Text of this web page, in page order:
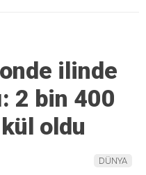
ilinde
2 bin 400
oldu
DÜNYA